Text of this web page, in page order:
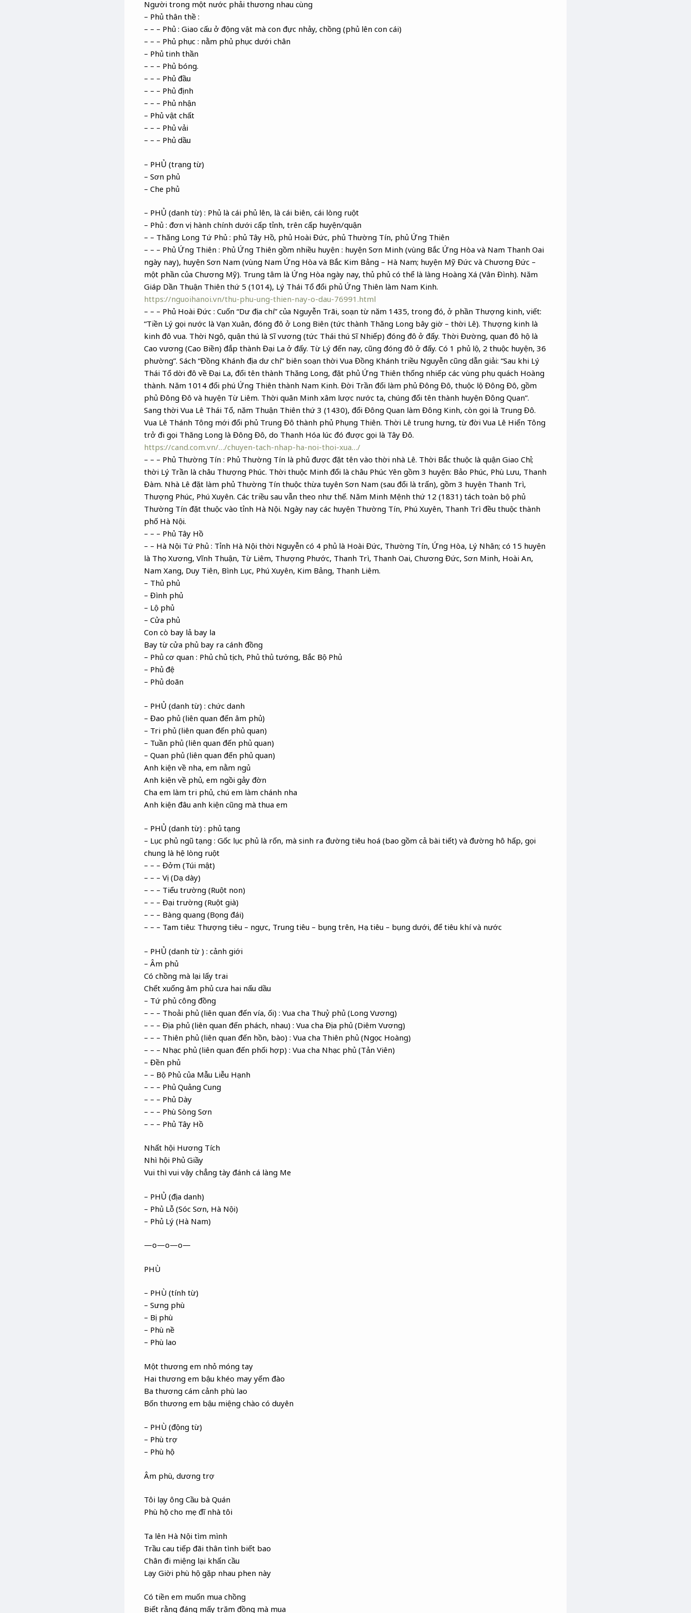
Người trong một nước phải thương nhau cùng
– Phủ thân thề :
– – – Phủ : Giao cấu ở động vật mà con đực nhảy, chồng (phủ lên con cái)
– – – Phủ phục : nằm phủ phục dưới chân
– Phủ tinh thần
– – – Phủ bóng.
– – – Phủ đầu
– – – Phủ định
– – – Phủ nhận
– Phủ vật chất
– – – Phủ vải
– – – Phủ dầu
– PHỦ (trạng từ)
– Sơn phủ
– Che phủ
– PHỦ (danh từ) : Phủ là cái phủ lên, là cái biên, cái lòng ruột
– Phủ : đơn vị hành chính dưới cấp tỉnh, trên cấp huyện/quận
– – Thăng Long Tứ Phủ : phủ Tây Hồ, phủ Hoài Đức, phủ Thường Tín, phủ Ứng Thiên
– – – Phủ Ứng Thiên : Phủ Ứng Thiên gồm nhiều huyện : huyện Sơn Minh (vùng Bắc Ứng Hòa và Nam Thanh Oai
ngày nay), huyện Sơn Nam (vùng Nam Ứng Hòa và Bắc Kim Bảng – Hà Nam; huyện Mỹ Đức và Chương Đức –
một phần của Chương Mỹ). Trung tâm là Ứng Hòa ngày nay, thủ phủ có thể là làng Hoàng Xá (Vân Đình). Năm
Giáp Dần Thuận Thiên thứ 5 (1014), Lý Thái Tổ đổi phủ Ứng Thiên làm Nam Kinh.
https://nguoihanoi.vn/thu-phu-ung-thien-nay-o-dau-76991.html
– – – Phủ Hoài Đức : Cuốn “Dư địa chí” của Nguyễn Trãi, soạn từ năm 1435, trong đó, ở phần Thượng kinh, viết:
“Tiền Lý gọi nước là Vạn Xuân, đóng đô ở Long Biên (tức thành Thăng Long bây giờ – thời Lê). Thượng kinh là
kinh đô vua. Thời Ngô, quận thú là Sĩ vương (tức Thái thú Sĩ Nhiếp) đóng đô ở đấy. Thời Đường, quan đô hộ là
Cao vương (Cao Biền) đắp thành Đại La ở đấy. Từ Lý đến nay, cũng đóng đô ở đấy. Có 1 phủ lộ, 2 thuộc huyện, 36
phường”. Sách “Đồng Khánh địa dư chí” biên soạn thời Vua Đồng Khánh triều Nguyễn cũng dẫn giải: “Sau khi Lý
Thái Tổ dời đô về Đại La, đổi tên thành Thăng Long, đặt phủ Ứng Thiên thống nhiếp các vùng phụ quách Hoàng
thành. Năm 1014 đổi phú Ứng Thiên thành Nam Kinh. Đời Trần đổi làm phủ Đông Đô, thuộc lộ Đông Đô, gồm
phủ Đông Đô và huyện Từ Liêm. Thời quân Minh xâm lược nước ta, chúng đổi tên thành huyện Đông Quan”.
Sang thời Vua Lê Thái Tổ, năm Thuận Thiên thứ 3 (1430), đổi Đông Quan làm Đông Kinh, còn gọi là Trung Đô.
Vua Lê Thánh Tông mới đổi phủ Trung Đô thành phủ Phụng Thiên. Thời Lê trung hưng, từ đời Vua Lê Hiển Tông
trở đi gọi Thăng Long là Đông Đô, do Thanh Hóa lúc đó được gọi là Tây Đô.
https://cand.com.vn/…/chuyen-tach-nhap-ha-noi-thoi-xua…/
– – – Phủ Thường Tín : Phủ Thường Tín là phủ được đặt tên vào thời nhà Lê. Thời Bắc thuộc là quận Giao Chỉ;
thời Lý Trần là châu Thượng Phúc. Thời thuộc Minh đổi là châu Phúc Yên gồm 3 huyện: Bảo Phúc, Phù Lưu, Thanh
Đàm. Nhà Lê đặt làm phủ Thường Tín thuộc thừa tuyên Sơn Nam (sau đổi là trấn), gồm 3 huyện Thanh Trì,
Thượng Phúc, Phú Xuyên. Các triều sau vẫn theo như thế. Năm Minh Mệnh thứ 12 (1831) tách toàn bộ phủ
Thường Tín đặt thuộc vào tỉnh Hà Nội. Ngày nay các huyện Thường Tín, Phú Xuyên, Thanh Trì đều thuộc thành
phố Hà Nội.
– – – Phủ Tây Hồ
– – Hà Nội Tứ Phủ : Tỉnh Hà Nội thời Nguyễn có 4 phủ là Hoài Đức, Thường Tín, Ứng Hòa, Lý Nhân; có 15 huyện
là Thọ Xương, Vĩnh Thuận, Từ Liêm, Thượng Phước, Thanh Trì, Thanh Oai, Chương Đức, Sơn Minh, Hoài An,
Nam Xang, Duy Tiên, Bình Lục, Phú Xuyên, Kim Bảng, Thanh Liêm.
– Thủ phủ
– Đình phủ
– Lộ phủ
– Cửa phủ
Con cò bay lả bay la
Bay từ cửa phủ bay ra cánh đồng
– Phủ cơ quan : Phủ chủ tịch, Phủ thủ tướng, Bắc Bộ Phủ
– Phủ đệ
– Phủ doãn
– PHỦ (danh từ) : chức danh
– Đao phủ (liên quan đến âm phủ)
– Tri phủ (liên quan đến phủ quan)
– Tuần phủ (liên quan đến phủ quan)
– Quan phủ (liên quan đến phủ quan)
Anh kiện về nha, em nằm ngủ
Anh kiện về phủ, em ngồi gảy đờn
Cha em làm tri phủ, chú em làm chánh nha
Anh kiện đâu anh kiện cũng mà thua em
– PHỦ (danh từ) : phủ tạng
– Lục phủ ngũ tạng : Gốc lục phủ là rốn, mà sinh ra đường tiêu hoá (bao gồm cả bài tiết) và đường hô hấp, gọi
chung là hệ lòng ruột
– – – Đởm (Túi mật)
– – – Vị (Dạ dày)
– – – Tiểu trường (Ruột non)
– – – Đại trường (Ruột già)
– – – Bàng quang (Bọng đái)
– – – Tam tiêu: Thượng tiêu – ngực, Trung tiêu – bụng trên, Hạ tiêu – bụng dưới, để tiêu khí và nước
– PHỦ (danh từ ) : cảnh giới
– Âm phủ
Có chồng mà lại lấy trai
Chết xuống âm phủ cưa hai nấu dầu
– Tứ phủ công đồng
– – – Thoải phủ (liên quan đến vía, ối) : Vua cha Thuỷ phủ (Long Vương)
– – – Địa phủ (liên quan đến phách, nhau) : Vua cha Địa phủ (Diêm Vương)
– – – Thiên phủ (liên quan đến hồn, bào) : Vua cha Thiên phủ (Ngọc Hoàng)
– – – Nhạc phủ (liên quan đến phối hợp) : Vua cha Nhạc phủ (Tản Viên)
– Đền phủ
– – Bộ Phủ của Mẫu Liễu Hạnh
– – – Phủ Quảng Cung
– – – Phủ Dày
– – – Phù Sòng Sơn
– – – Phủ Tây Hồ
Nhất hội Hương Tích
Nhì hội Phủ Giầy
Vui thì vui vậy chẳng tày đánh cá làng Me
– PHỦ (địa danh)
– Phủ Lỗ (Sóc Sơn, Hà Nội)
– Phủ Lý (Hà Nam)
—o—o—o—
PHÙ
– PHÙ (tính từ)
– Sưng phù
– Bị phù
– Phù nề
– Phù lao
Một thương em nhỏ móng tay
Hai thương em bậu khéo may yếm đào
Ba thương cám cảnh phù lao
Bốn thương em bậu miệng chào có duyên
– PHÙ (động từ)
– Phù trợ
– Phù hộ
Âm phù, dương trợ
Tôi lạy ông Cầu bà Quán
Phù hộ cho mẹ đĩ nhà tôi
Ta lên Hà Nội tìm mình
Trầu cau tiếp đãi thân tình biết bao
Chân đi miệng lại khấn cầu
Lạy Giời phù hộ gặp nhau phen này
Có tiền em muốn mua chồng
Biết rằng đáng mấy trăm đồng mà mua